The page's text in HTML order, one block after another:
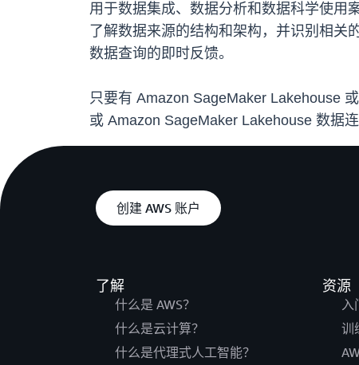
用于数据集成、数据分析和数据科学使用
了解数据来源的结构和架构，并识别相
数据查询的即时反馈。
只要有 Amazon SageMaker Lakehouse
或 Amazon SageMaker Lakehouse 数据连
创建 AWS 账户
了解
什么是 AWS？
什么是云计算？
什么是代理式人工智能？
资源
入
训